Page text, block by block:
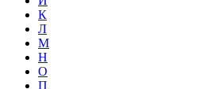
К
Л
М
Н
О
П